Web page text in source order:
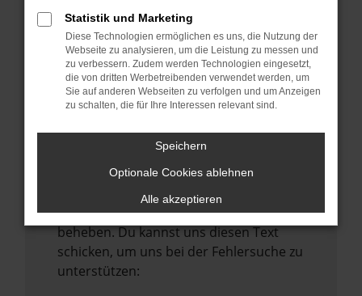
Stelle sicher, dass dein Browser und dein
Betriebssystem auf dem neuesten Stand
sind.
Veraltete Software birgt nicht nur ein
Sicherheitsrisiko, sondern kann auch dazu
führen, dass bestimmte Funktionen nicht
mehr unterstützt werden.
Wende dich an den Webseitenbetreiber.
Wenn du alle oben genannten Schritte
versucht hast, kontaktiere uns bitte. Wir
werden versuchen, das Problem zu
beheben. Du kannst uns diesen Text
schicken, um uns bei der Fehlersuche zu
unterstützen:
Statistik und Marketing
Diese Technologien ermöglichen es uns, die Nutzung der
Webseite zu analysieren, um die Leistung zu messen und
zu verbessern. Zudem werden Technologien eingesetzt,
die von dritten Werbetreibenden verwendet werden, um
Sie auf anderen Webseiten zu verfolgen und um Anzeigen
zu schalten, die für Ihre Interessen relevant sind.
Speichern
Optionale Cookies ablehnen
Alle akzeptieren